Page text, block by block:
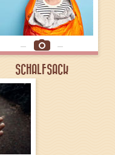
SCHALFSACK